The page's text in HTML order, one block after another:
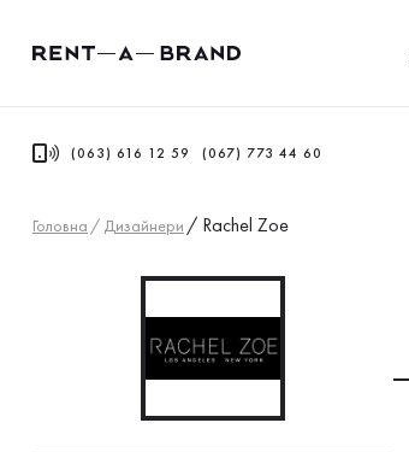
(063) 616 12 59 (067) 773 44 60
Головна / Дизайнери / Rachel Zoe